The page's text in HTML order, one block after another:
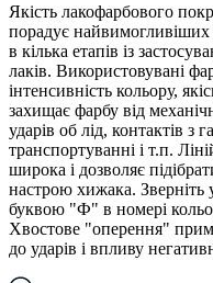
Якість лакофарбового
порадує найвимогливіших
в кілька етапів із
лаків. Використовувані
інтенсивність кольору,
захищає фарбу від
ударів об лід, контактів
транспортуванні і т.п.
широка і дозволяє
настрою хижака. Зверніть
буквою "Ф" в номері
Хвостове "оперення"
до ударів і впливу